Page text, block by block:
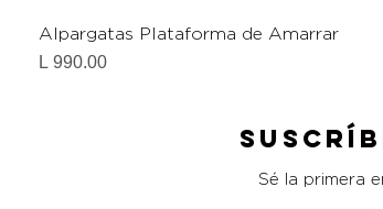
Alpargatas Plataforma de Amarrar
Precio
L 990.00
Sé la primera